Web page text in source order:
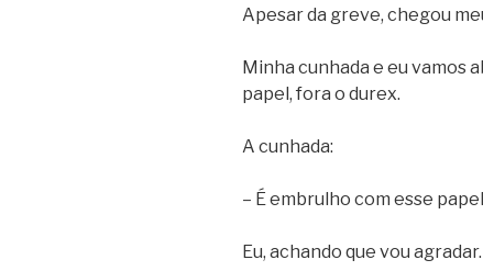
Apesar da greve, chegou
Minha cunhada e eu vamos
papel, fora o durex.
A cunhada:
– É embrulho com esse
Eu, achando que vou agradar.